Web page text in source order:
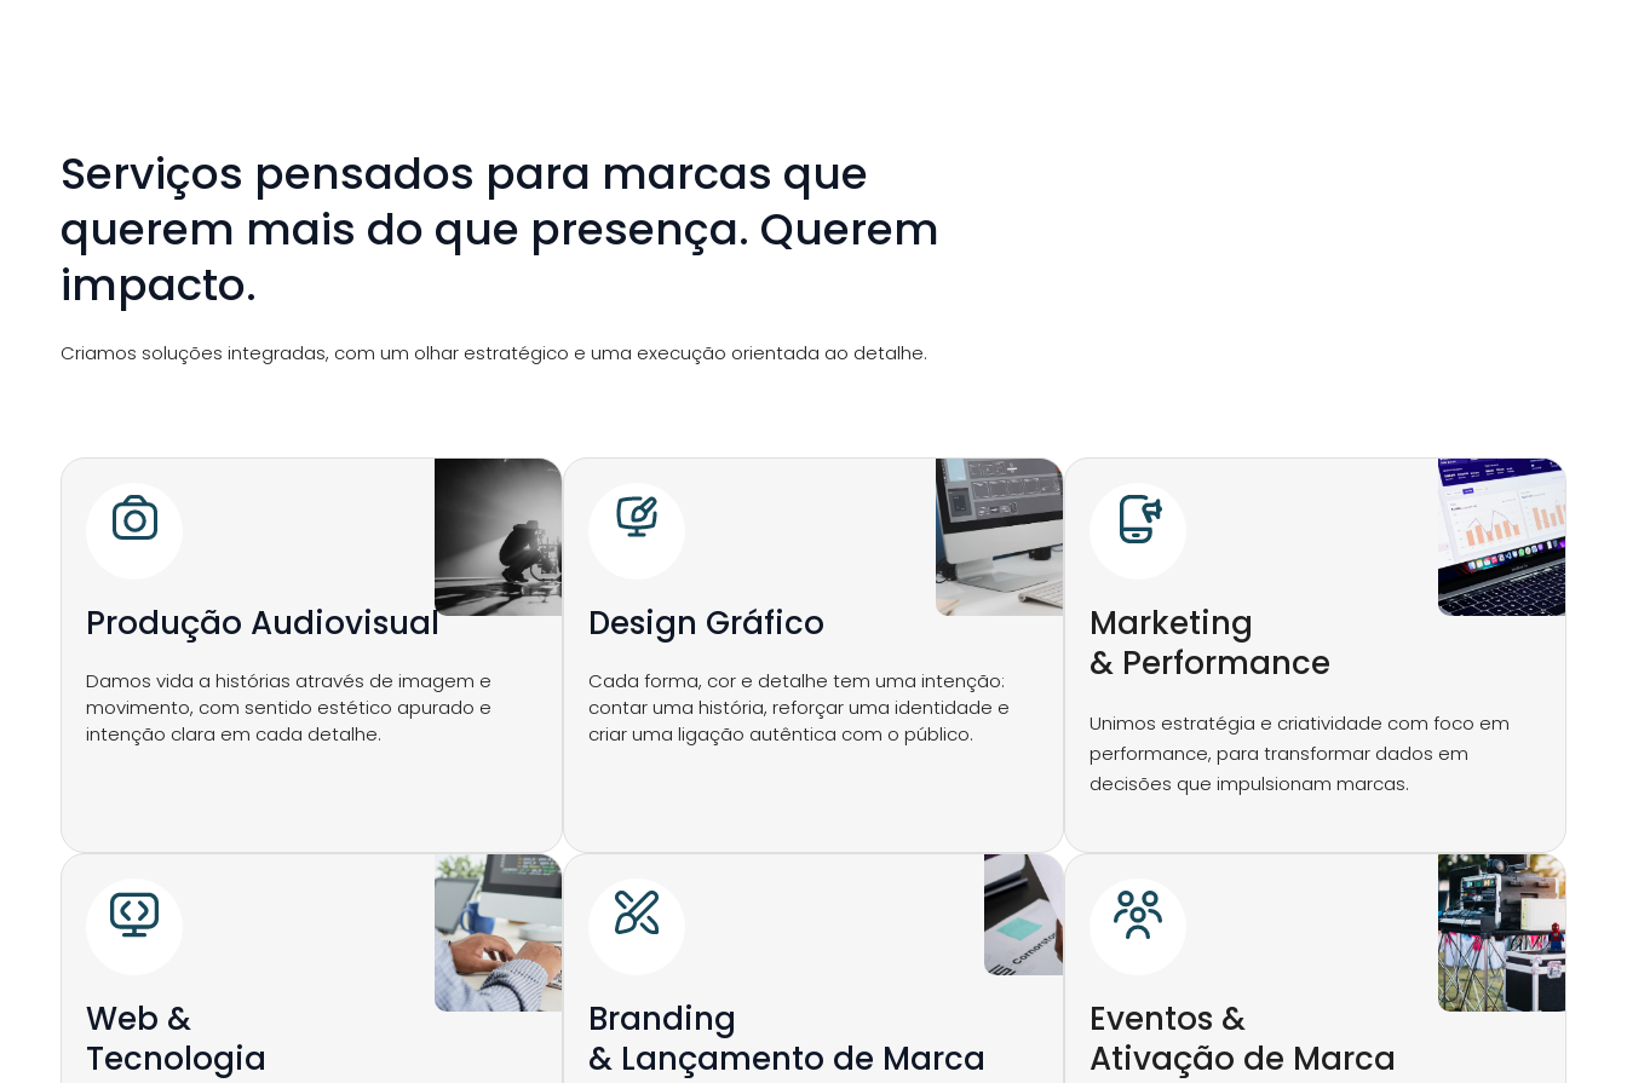
Serviços pensados para marcas que
querem mais do que presença. Querem
impacto.
Criamos soluções integradas, com um olhar estratégico e uma execução orientada ao detalhe.
Produção Audiovisual
Damos vida a histórias através de imagem e
movimento, com sentido estético apurado e
intenção clara em cada detalhe.
Design Gráfico
Cada forma, cor e detalhe tem uma intenção:
contar uma história, reforçar uma identidade e
criar uma ligação autêntica com o público.
Marketing
& Performance​
Unimos estratégia e criatividade com foco em
performance, para transformar dados em
decisões que impulsionam marcas.
Web &
Tecnologia
Branding
& Lançamento de Marca
Eventos &
Ativação de Marca​